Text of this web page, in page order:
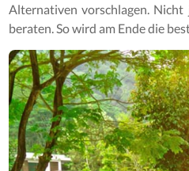
Alternativen vorschlagen.
beraten. So wird am Ende die